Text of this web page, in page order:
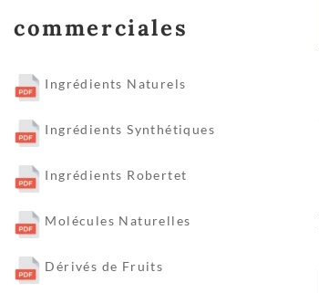
commerciales
Ingrédients Naturels
Ingrédients Synthétiques
Ingrédients Robertet
Molécules Naturelles
Dérivés de Fruits